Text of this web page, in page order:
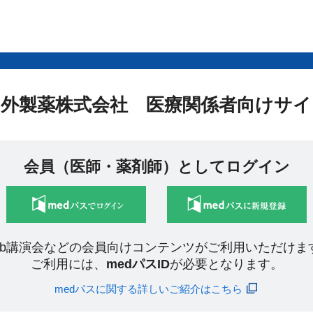
製薬株式会社 医療関係者向けサ
会員（医師・薬剤師）としてログイン
講演会などの会員向けコンテンツがご利用いただけま
ご利用には、 medパスIDが必要となります。
medパスに関する詳しいご紹介はこちら